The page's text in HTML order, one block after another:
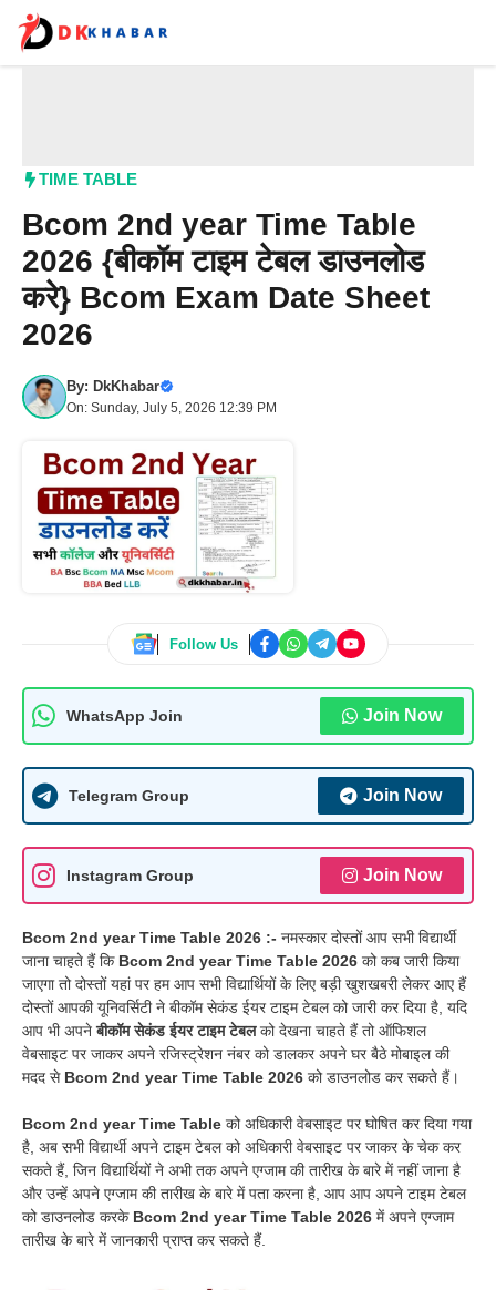
content
TIME TABLE
Bcom 2nd year Time Table
2026 {बीकॉम टाइम टेबल डाउनलोड
करे} Bcom Exam Date Sheet
2026
By: DkKhabar
On: Sunday, July 5, 2026 12:39 PM
Follow Us
WhatsApp Join Join Now
Telegram Group Join Now
Instagram Group Join Now
Bcom 2nd year Time Table 2026 :- नमस्कार दोस्तों आप सभी विद्यार्थी
जाना चाहते हैं कि Bcom 2nd year Time Table 2026 को कब जारी किया
जाएगा तो दोस्तों यहां पर हम आप सभी विद्यार्थियों के लिए बड़ी खुशखबरी लेकर आए हैं
दोस्तों आपकी यूनिवर्सिटी ने बीकॉम सेकंड ईयर टाइम टेबल को जारी कर दिया है, यदि
आप भी अपनेबीकॉम सेकंड ईयर टाइम टेबलको देखना चाहते हैं तो ऑफिशल
वेबसाइट पर जाकर अपने रजिस्ट्रेशन नंबर को डालकर अपने घर बैठे मोबाइल की
मदद से Bcom 2nd year Time Table 2026 को डाउनलोड कर सकते हैं।
Bcom 2nd year Time Table को अधिकारी वेबसाइट पर घोषित कर दिया गया
है, अब सभी विद्यार्थी अपने टाइम टेबल को अधिकारी वेबसाइट पर जाकर के चेक कर
सकते हैं, जिन विद्यार्थियों ने अभी तक अपने एग्जाम की तारीख के बारे में नहीं जाना है
और उन्हें अपने एग्जाम की तारीख के बारे में पता करना है, आप आप अपने टाइम टेबल
को डाउनलोड करके Bcom 2nd year Time Table 2026 में अपने एग्जाम
तारीख के बारे में जानकारी प्राप्त कर सकते हैं.